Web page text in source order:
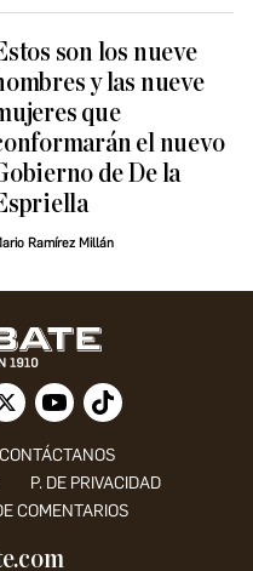
son los nueve
y las nueve
que
el nuevo
de De la
Ramírez Millán
CONTÁCTANOS
P. DE PRIVACIDAD
COMENTARIOS